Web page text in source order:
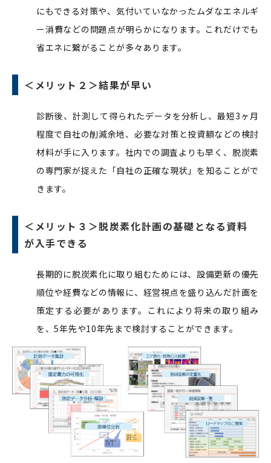
にもできる対策や、気付いていなかったムダなエネルギ
ー消費などの問題点が明らかになります。これだけでも
省エネに繋がることが多々あります。
＜メリット２＞結果が早い
診断後、計測して得られたデータを分析し、最短3ヶ月
程度で自社の削減余地、必要な対策と投資額などの検討
材料が手に入ります。社内での調査よりも早く、脱炭素
の専門家が捉えた「自社の正確な現状」を知ることがで
きます。
＜メリット３＞脱炭素化計画の基礎となる資料
が入手できる
長期的に脱炭素化に取り組むためには、設備更新の優先
順位や経費などの情報に、経営視点を盛り込んだ計画を
策定する必要があります。これにより将来の取り組み
を、5年先や10年先まで検討することができます。